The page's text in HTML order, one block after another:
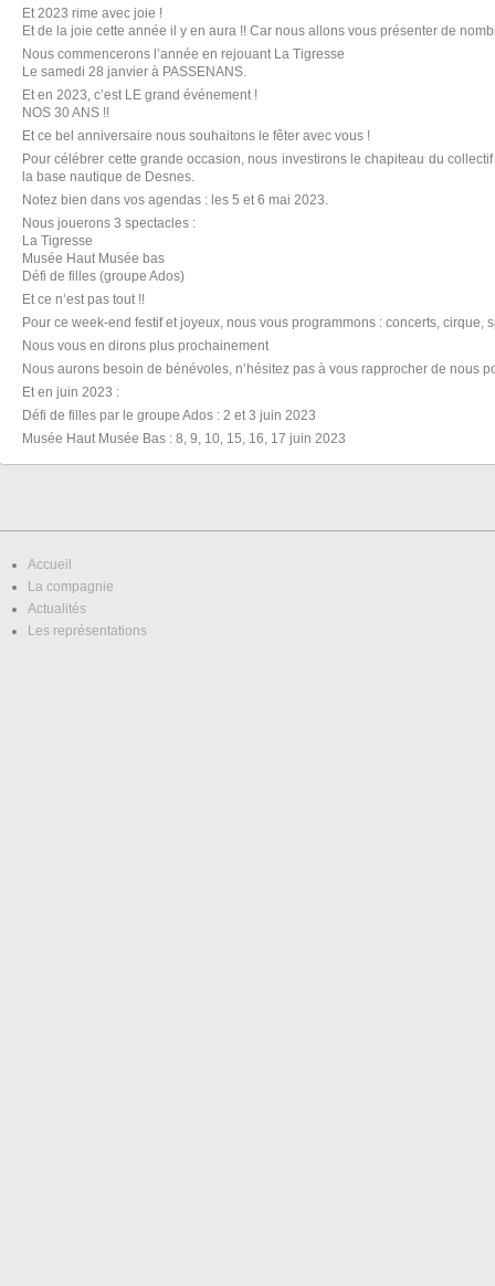
Et 2023 rime avec joie !
Et de la joie cette année il y en aura !! Car nous allons vous présenter de
Nous commencerons l’année en rejouant La Tigresse
Le samedi 28 janvier à PASSENANS.
Et en 2023, c’est LE grand événement !
NOS 30 ANS !!
Et ce bel anniversaire nous souhaitons le fêter avec vous !
Pour célébrer cette grande occasion, nous investirons le chapiteau du
la base nautique de Desnes.
Notez bien dans vos agendas : les 5 et 6 mai 2023.
Nous jouerons 3 spectacles :
La Tigresse
Musée Haut Musée bas
Défi de filles (groupe Ados)
Et ce n’est pas tout !!
Pour ce week-end festif et joyeux, nous vous programmons : concerts, cirque,
Nous vous en dirons plus prochainement
Nous aurons besoin de bénévoles, n’hésitez pas à vous rapprocher de nous
Et en juin 2023 :
Défi de filles par le groupe Ados : 2 et 3 juin 2023
Musée Haut Musée Bas : 8, 9, 10, 15, 16, 17 juin 2023
Accueil
La compagnie
Actualités
Les représentations